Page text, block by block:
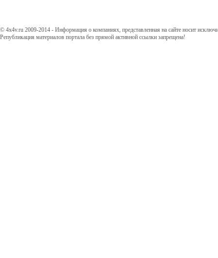
© 4x4v.ru 2009-2014 - Информация о компаниях, представленная на сайте носит
Републикация материалов портала без прямой активной ссылки запрещена!